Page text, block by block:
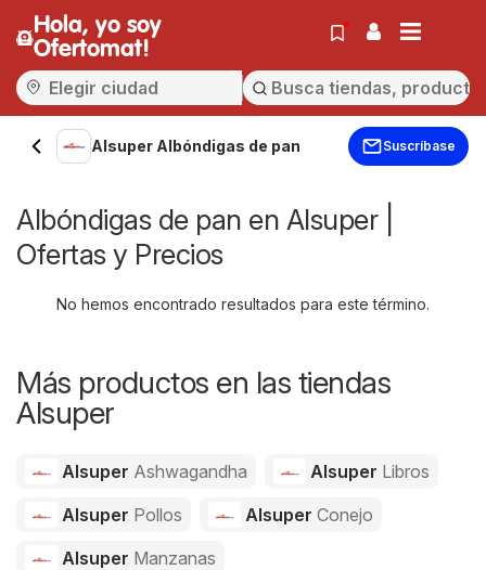
Hola, yo soy
Ofertomat!
Alsuper Albóndigas de pan Suscríbase
Albóndigas de pan en Alsuper |
Ofertas y Precios
No hemos encontrado resultados para este término.
Más productos en las tiendas
Alsuper
Alsuper Ashwagandha Alsuper Libros
Alsuper Pollos Alsuper Conejo
Alsuper Manzanas